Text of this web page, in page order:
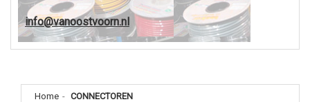
info@vanoostvoorn.nl
Home - CONNECTOREN